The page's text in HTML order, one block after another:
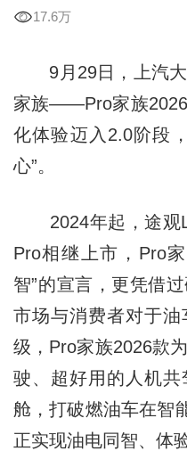
17.6万
9月29日，上汽大
家族——Pro家族
化体验迈入2.0阶段
心”。
2024年起，途观L
Pro相继上市，Pro
智”的宣言，更凭借
市场与消费者对于
级，Pro家族2026款
驶、超好用的人机
舱，打破燃油车在智
正实现油电同智、体